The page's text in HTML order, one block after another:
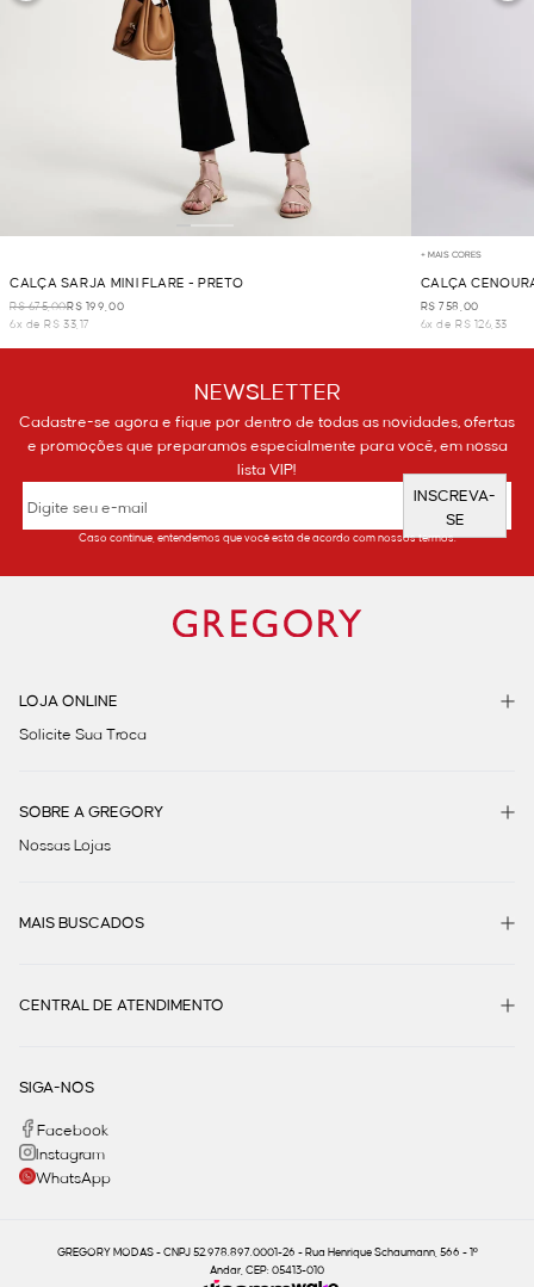
CALÇA SARJA MINI FLARE - PRETO
R$ 675,00R$ 199,00
6x de R$ 33,17
+ MAIS CORES
CALÇA
R$ 758,00
6x de R$ 126,33
NEWSLETTER
Cadastre-se agora e fique por dentro de todas as novidades, ofertas
e promoções que preparamos especialmente para você, em nossa
lista VIP!
INSCREVA-
SE
Caso continue, entendemos que você está de acordo com nossos termos.
LOJA ONLINE
Solicite Sua Troca
SOBRE A GREGORY
Nossas Lojas
MAIS BUSCADOS
CENTRAL DE ATENDIMENTO
SIGA-NOS
Facebook
Instagram
WhatsApp
GREGORY MODAS - CNPJ 52.978.897.0001-26 - Rua Henrique Schaumann, 566 - 1º
Andar, CEP: 05413-010